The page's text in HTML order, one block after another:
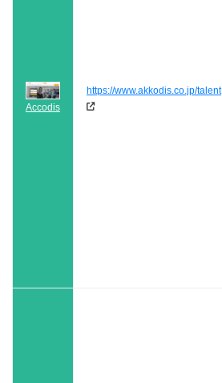
Accodis
https://www.akkodis.co.jp/talent